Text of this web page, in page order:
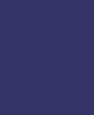
öppnas